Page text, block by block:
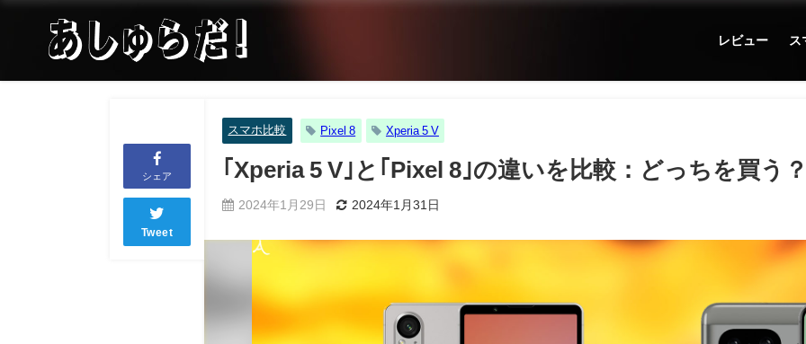
レビュー ス
シェア
Tweet
スマホ比較 Pixel 8 Xperia 5 V
｢Xperia 5 V｣と｢Pixel 8｣の違いを比較：どっちを買う
2024年1月29日 2024年1月31日